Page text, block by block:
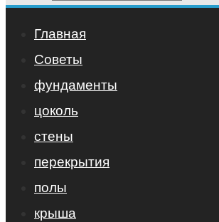
Главная
Советы
фундаменты
цоколь
стены
перекрытия
полы
крыша